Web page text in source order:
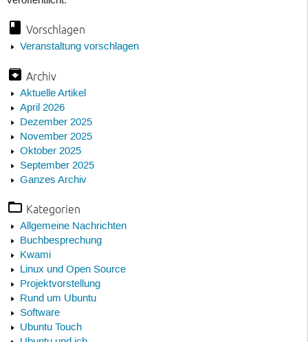
Vorschlagen
Veranstaltung vorschlagen
Archiv
Aktuelle Artikel
April 2026
Dezember 2025
November 2025
Oktober 2025
September 2025
Ganzes Archiv
Kategorien
Allgemeine Nachrichten
Buchbesprechung
Kwami
Linux und Open Source
Projektvorstellung
Rund um Ubuntu
Software
Ubuntu Touch